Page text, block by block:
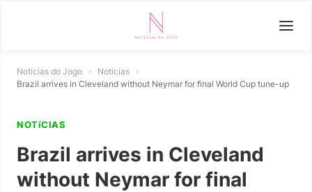
Notícias do Jogo » Notícias »
Brazil arrives in Cleveland without Neymar for final World Cup tune-up
NOTíCIAS
Brazil arrives in Cleveland
without Neymar for final